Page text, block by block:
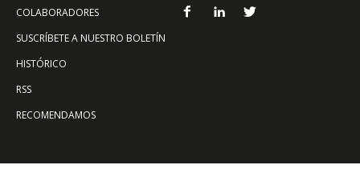
COLABORADORES
SUSCRÍBETE A NUESTRO BOLETÍN
HISTÓRICO
RSS
RECOMENDAMOS